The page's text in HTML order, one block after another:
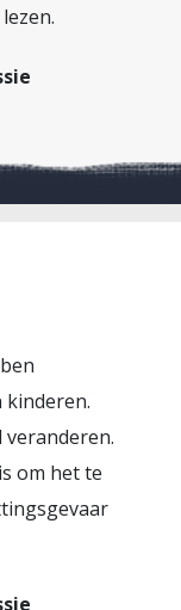
kinderen.
om het te